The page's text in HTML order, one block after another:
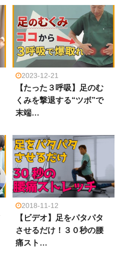
2023-12-21
【たった３呼吸】足のむ
くみを撃退する“ツボ”で
末端…
2018-11-12
【ビデオ】足をパタパタ
させるだけ！３０秒の腰
痛スト…